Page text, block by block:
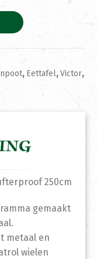
, Eettafel,Victor,
250cm
gemaakt
metaal en
wielen